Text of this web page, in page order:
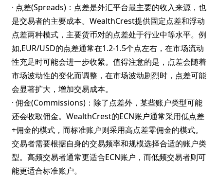
· 点差(Spreads)：点差是外汇平台最主要的收入来源，也
是交易者的主要成本。WealthCrest提供固定点差和浮动
点差两种模式，主要货币对的点差处于行业中等水平。例
如,EUR/USD的点差通常在1.2-1.5个点左右，在市场流动
性充足时可能会进一步收紧。值得注意的是，点差会随着
市场波动性的变化而调整，在市场波动剧烈时，点差可能
会显著扩大，增加交易成本。
· 佣金(Commissions)：除了点差外，某些账户类型可能
还会收取佣金。WealthCrest的ECN账户通常采用低点差
+佣金的模式，而标准账户则采用高点差零佣金的模式。
交易者需要根据自身的交易频率和规模选择合适的账户类
型。高频交易者通常更适合ECN账户，而低频交易者则可
能更适合标准账户。